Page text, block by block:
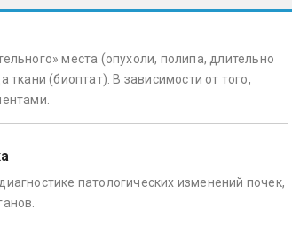
места (опухоли, полипа, длительно
(биоптат). В зависимости от того,
патологических изменений почек,